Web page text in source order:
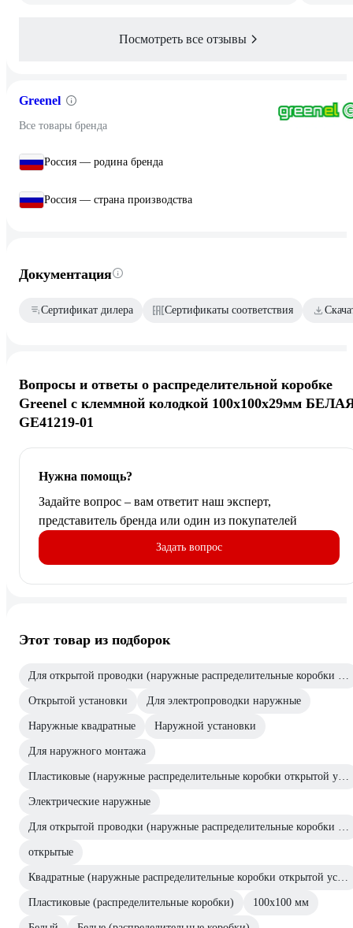
Посмотреть все отзывы
Greenel
Все товары бренда
Россия — родина бренда
Россия — страна производства
Документация
Сертификат дилера Сертификаты соответствия
Вопросы и ответы о распределительной коробке
Greenel с клеммной колодкой 100х100х29мм
GE41219-01
Нужна помощь?
Задайте вопрос – вам ответит наш эксперт,
представитель бренда или один из покупателей
Задать вопрос
Этот товар из подборок
Для открытой проводки (наружные распределительные коробки открытой установки)
Открытой установки Для электропроводки наружные
Наружные квадратные Наружной установки
Для наружного монтажа
Пластиковые (наружные распределительные коробки открытой установки)
Электрические наружные
Для открытой проводки (наружные распределительные коробки открытой установки)
открытые
Квадратные (наружные распределительные коробки открытой установки)
Пластиковые (распределительные коробки) 100х100 мм